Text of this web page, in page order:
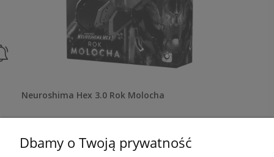
Neuroshima Hex 3.0 Rok Molocha
269,95 zł
Dbamy o Twoją prywatność